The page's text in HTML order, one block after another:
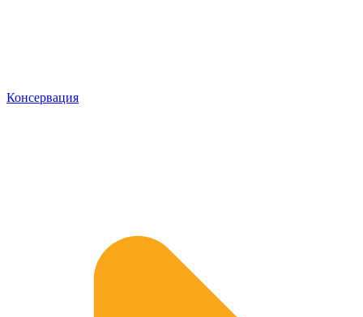
Консервация